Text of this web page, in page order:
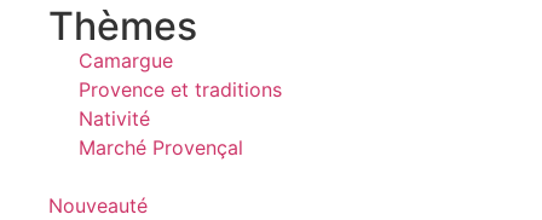
Thèmes
Camargue
Provence et traditions
Nativité
Marché Provençal
Nouveauté